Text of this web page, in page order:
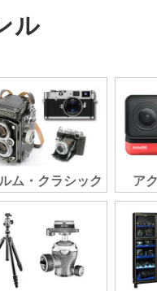
ル
ム・クラシック ア